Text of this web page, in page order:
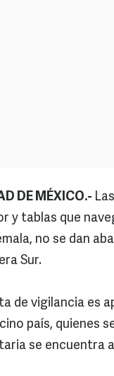
DE MÉXICO.-
y tablas que
no se dan
Sur.
de vigilancia es
país, quienes
se encuentra